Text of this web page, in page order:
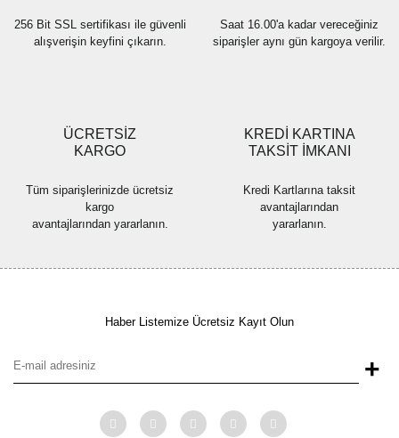
256 Bit SSL sertifikası ile güvenli
alışverişin keyfini çıkarın.
Saat 16.00'a kadar vereceğiniz
siparişler aynı gün kargoya verilir.
ÜCRETSİZ
KARGO
Tüm siparişlerinizde ücretsiz
kargo
avantajlarından yararlanın.
KREDİ KARTINA
TAKSİT İMKANI
Kredi Kartlarına taksit
avantajlarından
yararlanın.
Haber Listemize Ücretsiz Kayıt Olun
+